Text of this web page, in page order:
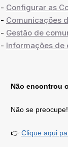
- Configurar as
- Comunicações
- Gestão de
- Informações de
Não encontrou
Não se
👉 Clique aqui